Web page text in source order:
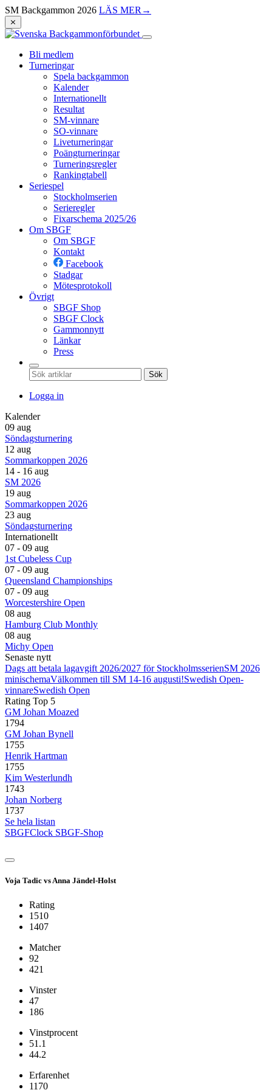
SM Backgammon 2026 LÄS MER →
⨯
Bli medlem
Turneringar
Spela backgammon
Kalender
Internationellt
Resultat
SM-vinnare
SO-vinnare
Liveturneringar
Poängturneringar
Turneringsregler
Rankingtabell
Seriespel
Stockholmserien
Serieregler
Fixarschema 2025/26
Om SBGF
Om SBGF
Kontakt
Facebook
Stadgar
Mötesprotokoll
Övrigt
SBGF Shop
SBGF Clock
Gammonnytt
Länkar
Press
Sök
Logga in
Kalender
09 aug
Söndagsturnering
12 aug
Sommarkoppen 2026
14 - 16 aug
SM 2026
19 aug
Sommarkoppen 2026
23 aug
Söndagsturnering
Internationellt
07 - 09 aug
1st Cubeless Cup
07 - 09 aug
Queensland Championships
07 - 09 aug
Worcestershire Open
08 aug
Hamburg Club Monthly
08 aug
Michy Open
Senaste nytt
Dags att betala lagavgift 2026/2027 för StockholmsserienSM 2026
minischemaVälkommen till SM 14-16 augusti!Swedish Open-
vinnareSwedish Open
Rating Top 5
GM Johan Moazed
1794
GM Johan Bynell
1755
Henrik Hartman
1755
Kim Westerlundh
1743
Johan Norberg
1737
Se hela listan
SBGFClock SBGF-Shop
Voja Tadic vs Anna Jändel-Holst
Rating
1510
1407
Matcher
92
421
Vinster
47
186
Vinstprocent
51.1
44.2
Erfarenhet
1170